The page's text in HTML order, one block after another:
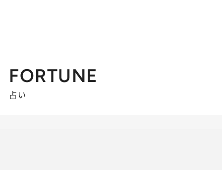
FORTUNE
占い